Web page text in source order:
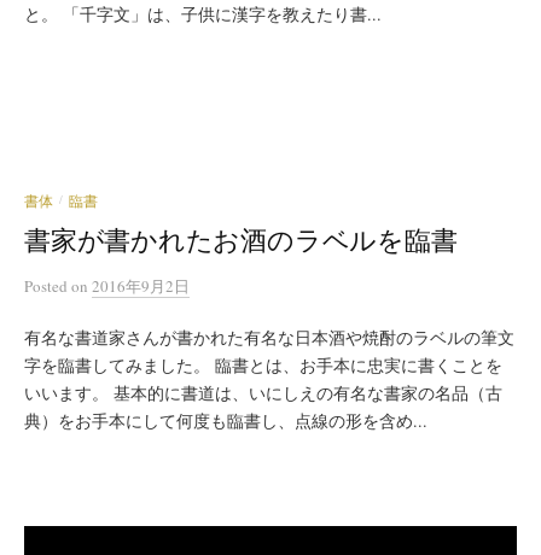
と。 「千字文」は、子供に漢字を教えたり書...
書体 / 臨書
書家が書かれたお酒のラベルを臨書
Posted on 2016年9月2日
有名な書道家さんが書かれた有名な日本酒や焼酎のラベルの筆文
字を臨書してみました。 臨書とは、お手本に忠実に書くことを
いいます。 基本的に書道は、いにしえの有名な書家の名品（古
典）をお手本にして何度も臨書し、点線の形を含め...